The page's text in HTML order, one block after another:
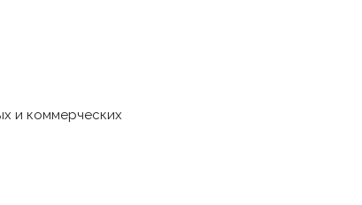
и коммерческих